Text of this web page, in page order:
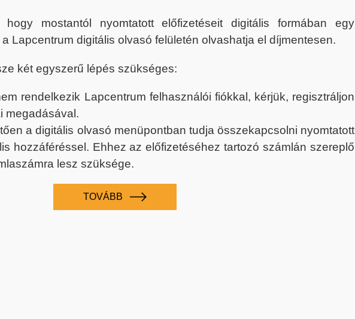
hogy mostantól nyomtatott előfizetéseit digitális formában egy
Lapcentrum digitális olvasó felületén olvashatja el díjmentesen.
két egyszerű lépés szükséges:
rendelkezik Lapcentrum felhasználói fiókkal, kérjük, regisztráljon
megadásával.
a digitális olvasó menüpontban tudja összekapcsolni nyomtatott
hozzáféréssel. Ehhez az előfizetéséhez tartozó számlán szereplő
lesz szüksége.
TOVÁBB